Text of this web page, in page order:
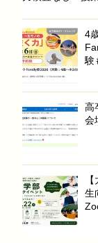
4
験
高
会
生